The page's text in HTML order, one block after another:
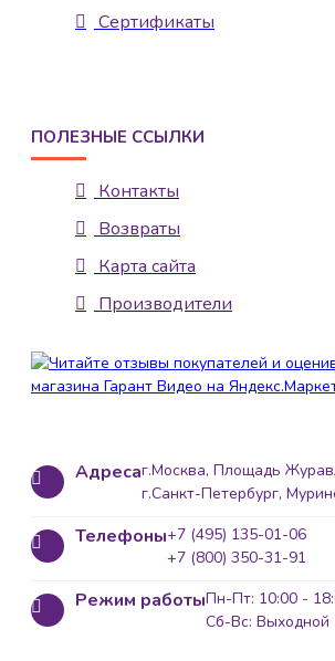
Сертификаты
ПОЛЕЗНЫЕ ССЫЛКИ
Контакты
Возвраты
Карта сайта
Производители
Адресаг.Москва, Площадь
г.Санкт-Петербург,
Телефоны+7 (495) 135-01-06
+7 (800) 350-31-91
Режим работыПн-Пт: 10:00 -
Сб-Вс: Выходной